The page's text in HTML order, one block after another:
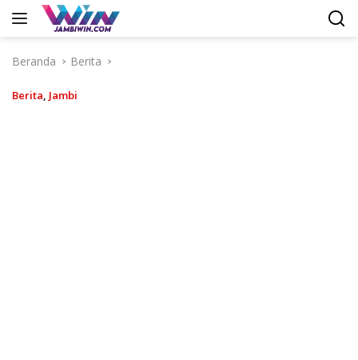
Langsung
Beranda
Berita
Berita, Jambi